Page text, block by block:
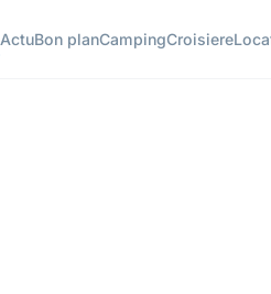
ActuBon planCampingCroisiere